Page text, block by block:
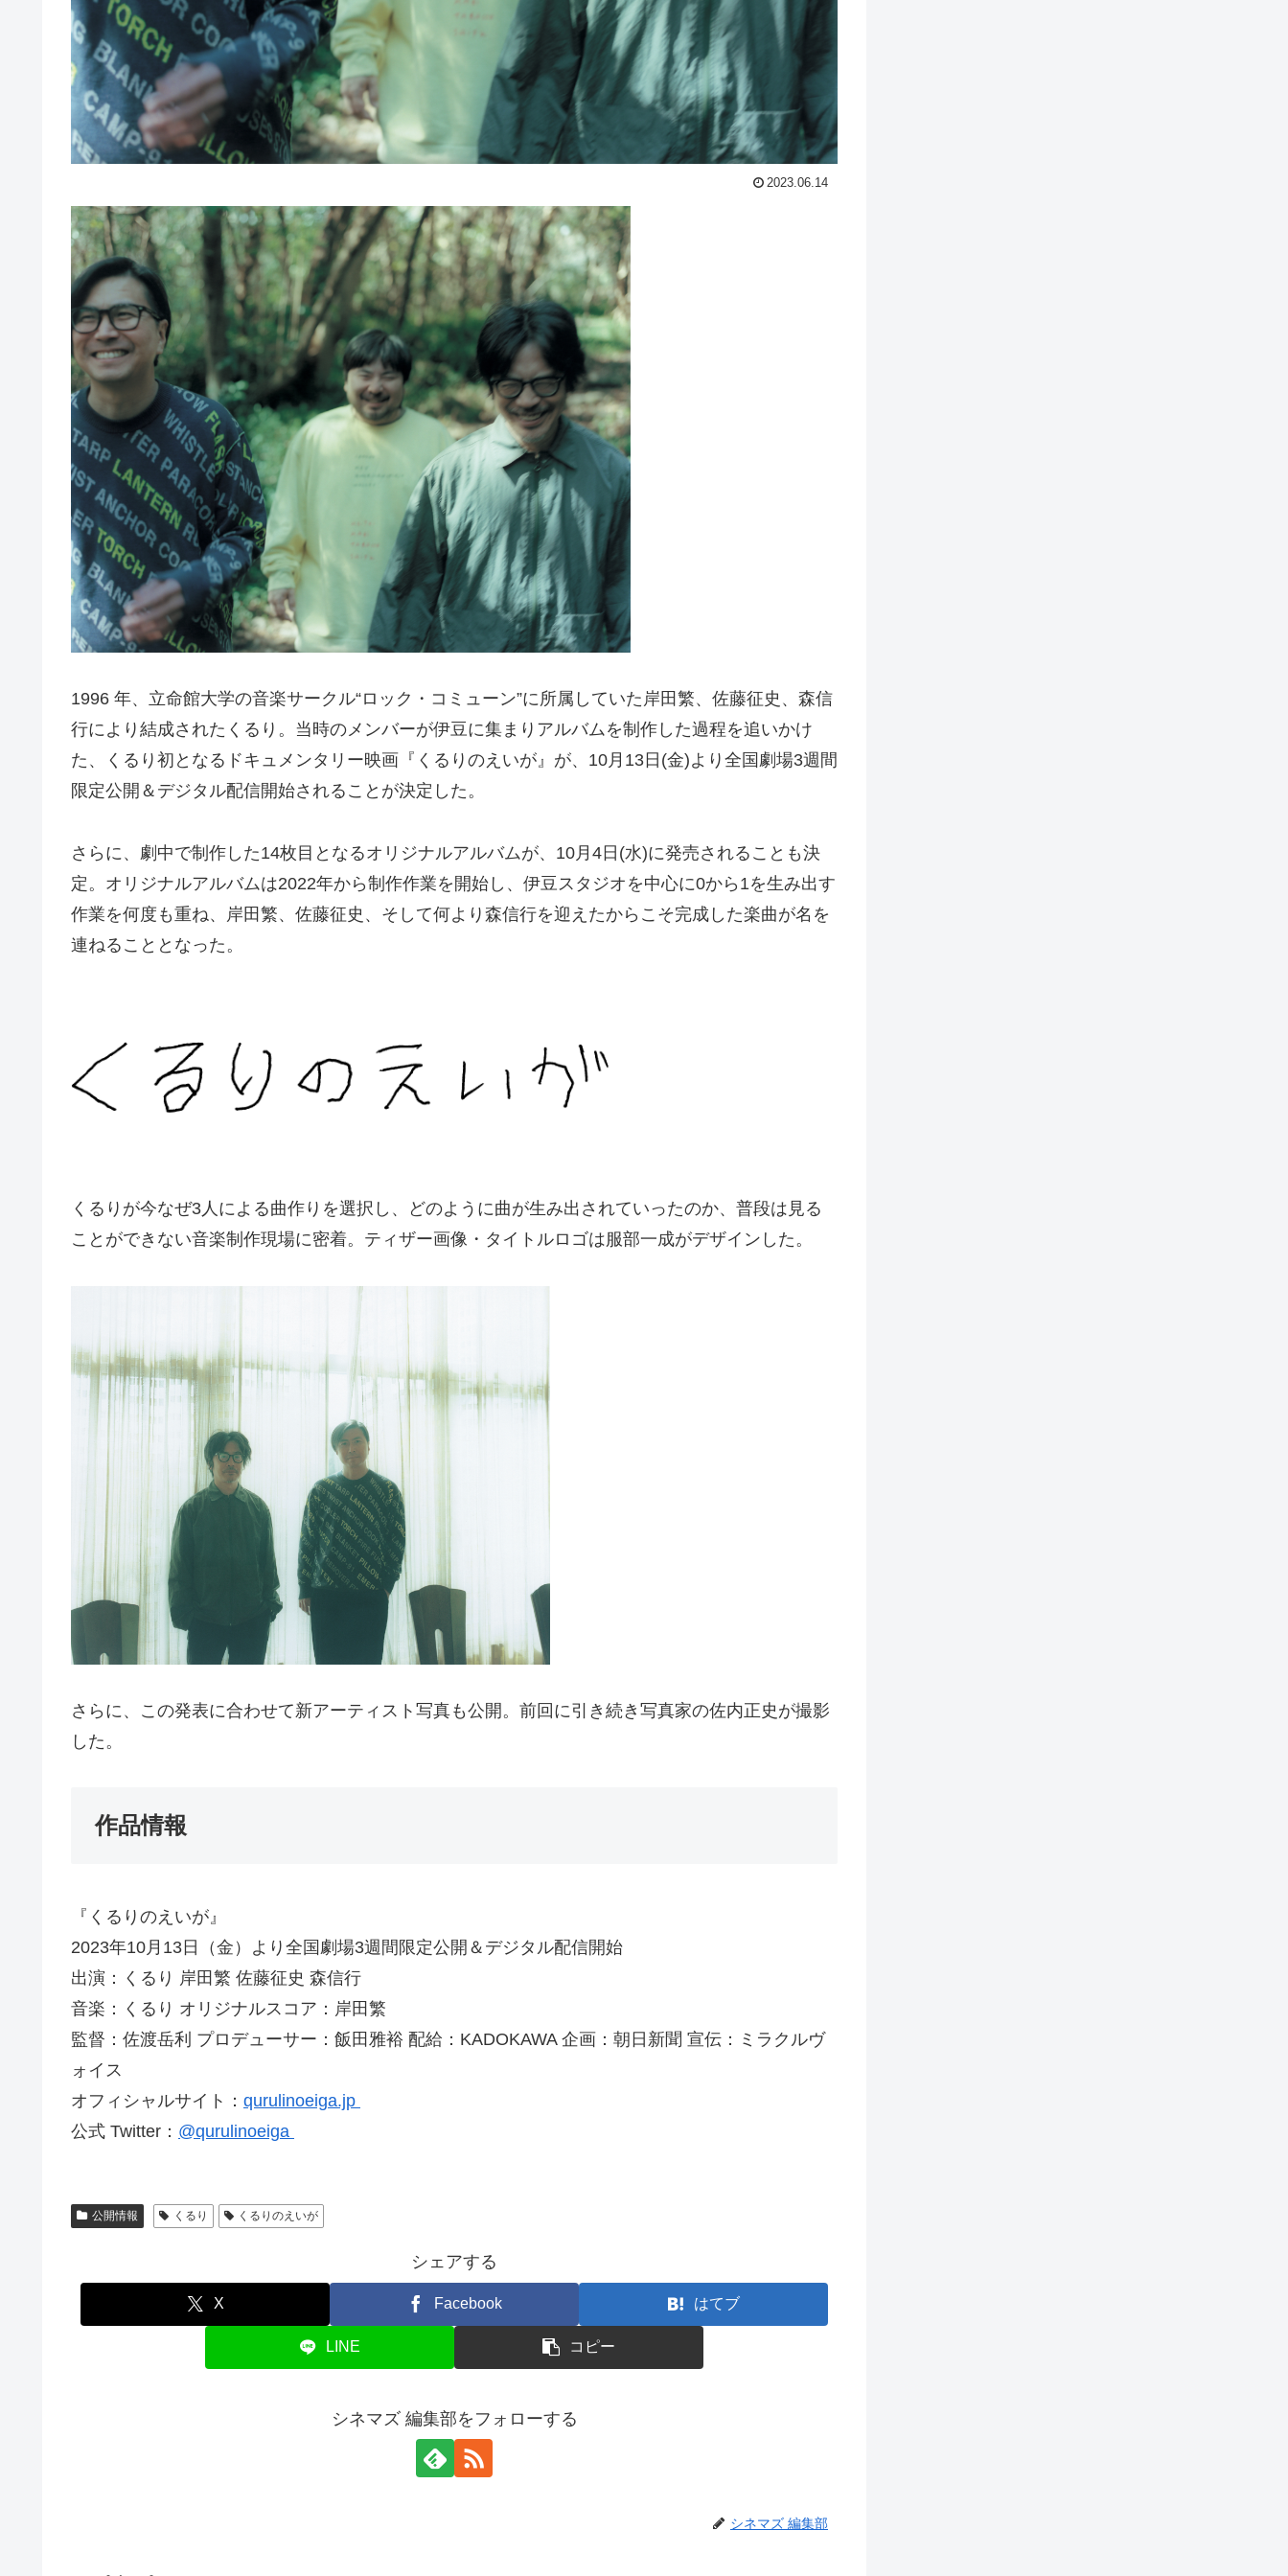
2023.06.14
1996 年、⽴命館⼤学の⾳楽サークル“ロック・コミューン”に所属していた岸⽥繁、佐藤征史、森信
⾏により結成されたくるり。当時のメンバーが伊⾖に集まりアルバムを制作した過程を追いかけ
た、くるり初となるドキュメンタリー映画『くるりのえいが』が、10⽉13⽇(⾦)より全国劇場3週間
限定公開＆デジタル配信開始されることが決定した。
さらに、劇中で制作した14枚⽬となるオリジナルアルバムが、10⽉4⽇(⽔)に発売されることも決
定。オリジナルアルバムは2022年から制作作業を開始し、伊⾖スタジオを中⼼に0から1を⽣み出す
作業を何度も重ね、岸⽥繁、佐藤征史、そして何より森信⾏を迎えたからこそ完成した楽曲が名を
連ねることとなった。
くるりが今なぜ3⼈による曲作りを選択し、どのように曲が⽣み出されていったのか、普段は⾒る
ことができない⾳楽制作現場に密着。ティザー画像・タイトルロゴは服部⼀成がデザインした。
さらに、この発表に合わせて新アーティスト写真も公開。前回に引き続き写真家の佐内正史が撮影
した。
作品情報
『くるりのえいが』
2023年10⽉13⽇（⾦）より全国劇場3週間限定公開＆デジタル配信開始
出演：くるり 岸⽥繁 佐藤征史 森信⾏
⾳楽：くるり オリジナルスコア：岸⽥繁
監督：佐渡岳利 プロデューサー：飯⽥雅裕 配給：KADOKAWA 企画：朝⽇新聞 宣伝：ミラクルヴ
ォイス
オフィシャルサイト： qurulinoeiga.jp
公式 Twitter： @qurulinoeiga
公開情報 くるり くるりのえいが
シェアする
X Facebook はてブ
LINE コピー
シネマズ 編集部をフォローする
シネマズ 編集部